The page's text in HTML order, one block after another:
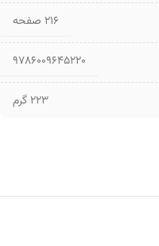
۲۱۶ صفحه
9786009645220
223 گرم